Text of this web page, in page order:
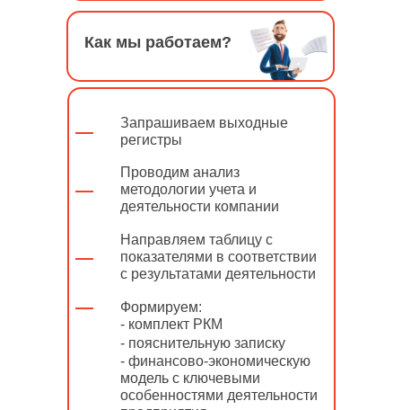
Как мы работаем?
Проводим анализ
методологии учета и
деятельности компании
Направляем таблицу с
показателями в соответствии
с результатами деятельности
Запрашиваем выходные
регистры
Формируем:
- комплект РКМ
- пояснительную записку
- финансово-экономическую
модель с ключевыми
особенностями деятельности